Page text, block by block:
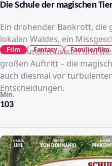
Die Schule der magischen
Ein drohender Bankrott, die
lokalen Waldes, ein
Naturkundemuseum und
großen Auftritt – die
auch diesmal vor
Entscheidungen.
103
Min.
Film Fantasy Familienfilm